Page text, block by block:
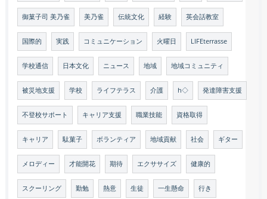
御菓子司 美乃雀 美乃雀 伝統文化 経験 英会話教室
国際的 実践 コミュニケーション 火曜日 LIFEterrasse
学校通信 日本文化 ニュース 地域 地域コミュニティ
被災地支援 学校 ライフテラス 介護 h◇ 発達障害支援
不登校サポート キャリア支援 職業技能 資格取得
キャリア 駄菓子 ボランティア 地域貢献 社会 ギター
メロディー 才能開花 期待 エクササイズ 健康的
スクーリング 勤勉 熱意 生徒 一生懸命 行き